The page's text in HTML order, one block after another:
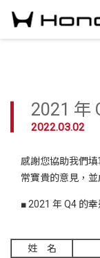
2021 年
2022.03.02
感謝您協助我們
常寶貴的意見，
■ 2021 年 Q4 的幸
姓 名